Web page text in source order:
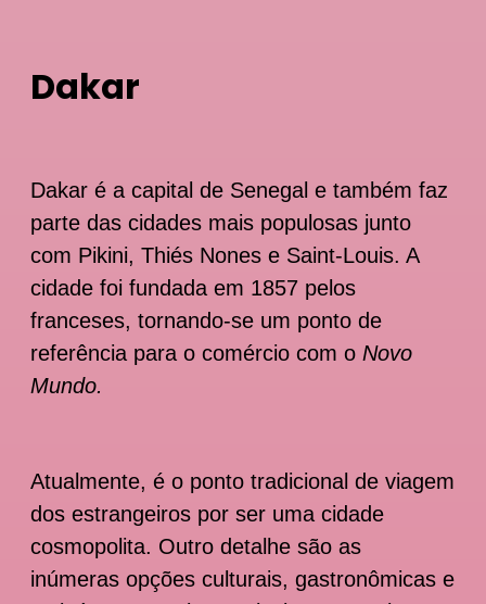
Dakar
Dakar é a capital de Senegal e também faz
parte das cidades mais populosas junto
com Pikini, Thiés Nones e Saint-Louis. A
cidade foi fundada em 1857 pelos
franceses, tornando-se um ponto de
referência para o comércio com o Novo
Mundo.
Atualmente, é o ponto tradicional de viagem
dos estrangeiros por ser uma cidade
cosmopolita. Outro detalhe são as
inúmeras opções culturais, gastronômicas e